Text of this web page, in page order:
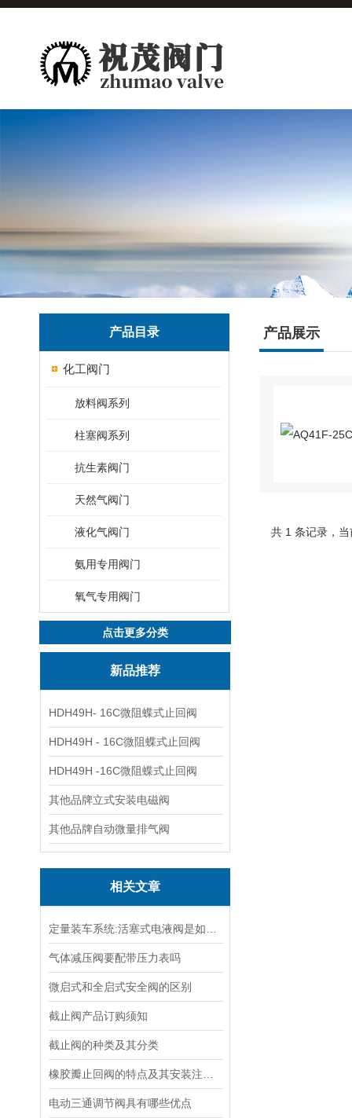
产品目录
化工阀门
放料阀系列
柱塞阀系列
抗生素阀门
天然气阀门
液化气阀门
氨用专用阀门
氧气专用阀门
点击更多分类
新品推荐
HDH49H- 16C微阻蝶式止回阀
HDH49H - 16C微阻蝶式止回阀
HDH49H -16C微阻蝶式止回阀
其他品牌立式安装电磁阀
其他品牌自动微量排气阀
相关文章
气体减压阀要配带压力表吗
微启式和全启式安全阀的区别
截止阀产品订购须知
截止阀的种类及其分类
电动三通调节阀具有哪些优点
产品展示
共 1 条记录，